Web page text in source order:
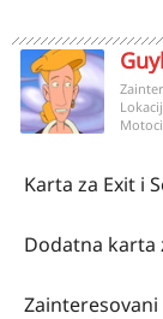
Karta za Exit i
Dodatna karta
Zainteresovani